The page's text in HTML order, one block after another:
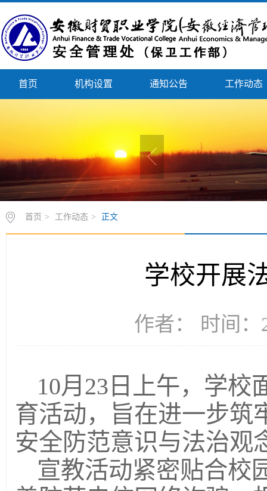
首页 机构设置 通知公告 工作动态
首页 > 工作动态 > 正文
学校开展
作者： 时间：
10月23日上午，学校
育活动，旨在进一步筑
安全防范意识与法治观
宣教活动紧密贴合校